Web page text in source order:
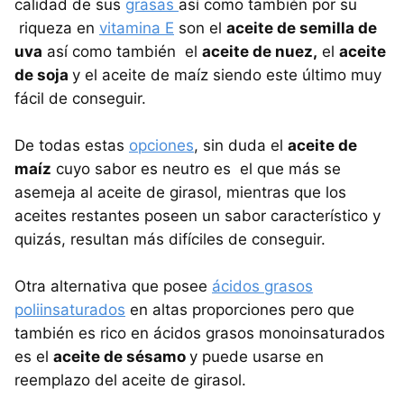
calidad de sus grasas así como también por su
riqueza en vitamina E son el aceite de semilla de
uva así como también el aceite de nuez, el aceite
de soja y el aceite de maíz siendo este último muy
fácil de conseguir.
De todas estas opciones, sin duda el aceite de
maíz cuyo sabor es neutro es el que más se
asemeja al aceite de girasol, mientras que los
aceites restantes poseen un sabor característico y
quizás, resultan más difíciles de conseguir.
Otra alternativa que posee ácidos grasos
poliinsaturados en altas proporciones pero que
también es rico en ácidos grasos monoinsaturados
es el aceite de sésamo y puede usarse en
reemplazo del aceite de girasol.